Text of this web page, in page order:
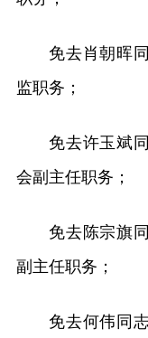
免去肖朝晖
监职务；
免去许玉斌
会副主任职务；
免去陈宗旗
副主任职务；
免去何伟同